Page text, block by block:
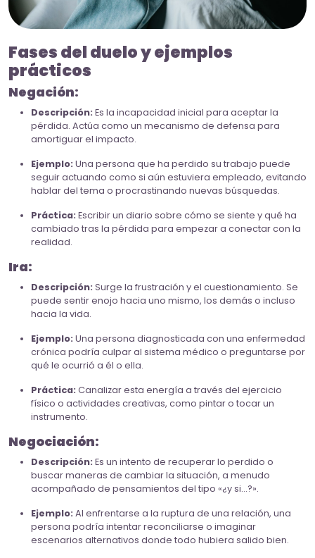
Fases del duelo y ejemplos
prácticos
Negación:
Descripción: Es la incapacidad inicial para aceptar la
pérdida. Actúa como un mecanismo de defensa para
amortiguar el impacto.
Ejemplo: Una persona que ha perdido su trabajo puede
seguir actuando como si aún estuviera empleado, evitando
hablar del tema o procrastinando nuevas búsquedas.
Práctica: Escribir un diario sobre cómo se siente y qué ha
cambiado tras la pérdida para empezar a conectar con la
realidad.
Ira:
Descripción: Surge la frustración y el cuestionamiento. Se
puede sentir enojo hacia uno mismo, los demás o incluso
hacia la vida.
Ejemplo: Una persona diagnosticada con una enfermedad
crónica podría culpar al sistema médico o preguntarse por
qué le ocurrió a él o ella.
Práctica: Canalizar esta energía a través del ejercicio
físico o actividades creativas, como pintar o tocar un
instrumento.
Negociación:
Descripción: Es un intento de recuperar lo perdido o
buscar maneras de cambiar la situación, a menudo
acompañado de pensamientos del tipo «¿y si…?».
Ejemplo: Al enfrentarse a la ruptura de una relación, una
persona podría intentar reconciliarse o imaginar
escenarios alternativos donde todo hubiera salido bien.